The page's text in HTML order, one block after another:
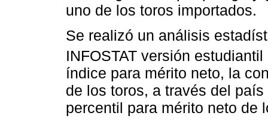
uno de los toros importados.
Se realizó un análisis
INFOSTAT versión estudiantil
índice para mérito neto, la
de los toros, a través del
percentil para mérito neto de